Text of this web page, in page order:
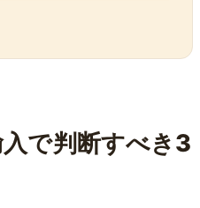
で判断すべき3